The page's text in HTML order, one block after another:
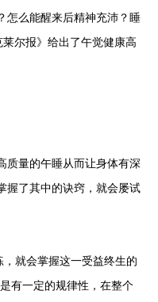
怎么能醒来后精神充沛？睡
尔报》给出了午觉健康高
质量的午睡从而让身体有深
握了其中的诀窍，就会屡试
就会掌握这一受益终生的
有一定的规律性，在整个